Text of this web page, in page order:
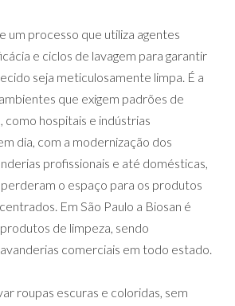
um processo que utiliza agentes
e ciclos de lavagem para garantir
seja meticulosamente limpa. É a
que exigem padrões de
como hospitais e indústrias
dia, com a modernização dos
profissionais e até domésticas,
o espaço para os produtos
Em São Paulo a Biosan é
de limpeza, sendo
comerciais em todo estado.
roupas escuras e coloridas, sem